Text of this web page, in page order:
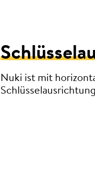
Nuki ist mit